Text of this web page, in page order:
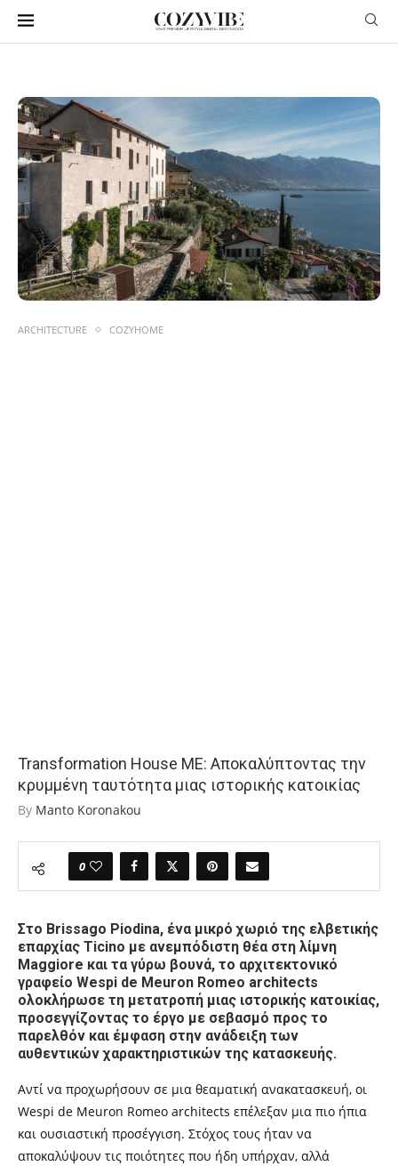
ARCHITECTURE COZYHOME
Transformation House ME: Αποκαλύπτοντας την
κρυμμένη ταυτότητα μιας ιστορικής κατοικίας
By Manto Koronakou
0
Στο Brissago Piodina, ένα μικρό χωριό της ελβετικής
επαρχίας Ticino με ανεμπόδιστη θέα στη λίμνη
Maggiore και τα γύρω βουνά, το αρχιτεκτονικό
γραφείο Wespi de Meuron Romeo architects
ολοκλήρωσε τη μετατροπή μιας ιστορικής κατοικίας,
προσεγγίζοντας το έργο με σεβασμό προς το
παρελθόν και έμφαση στην ανάδειξη των
αυθεντικών χαρακτηριστικών της κατασκευής.
Αντί να προχωρήσουν σε μια θεαματική ανακατασκευή, οι
Wespi de Meuron Romeo architects επέλεξαν μια πιο ήπια
και ουσιαστική προσέγγιση. Στόχος τους ήταν να
αποκαλύψουν τις ποιότητες που ήδη υπήρχαν, αλλά